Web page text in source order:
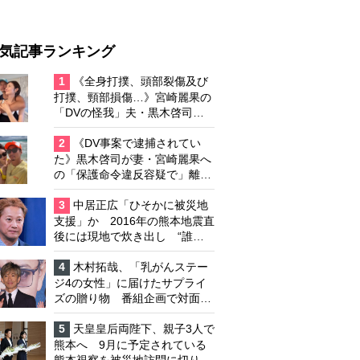
記事ランキング
1
《全身打撲、頭部裂傷及び
打撲、頸部損傷…》宮崎麗果の
「DVの怪我」夫・黒木啓司の
逮捕で始まる「夫婦の闘争」
2
《DV事案で逮捕されてい
た》黒木啓司が妻・宮崎麗果へ
の「保護命令違反容疑で」離婚
協議は「第二ステージ」へ
3
中居正広「ひそかに被災地
支援」か 2016年の熊本地震直
後には現地で炊き出し “誰に
も知られなくて良い”と、むし
ろ強まる福祉活動への思い
4
木村拓哉、「乳がんステー
ジ4の女性」に届けたサプライ
ズの贈り物 番組企画で対面し
たファンが、夢と希望を与える
心遣いに「うれしくて号泣しま
した」
5
天皇皇后両陛下、親子3人で
熊本へ 9月に予定されている